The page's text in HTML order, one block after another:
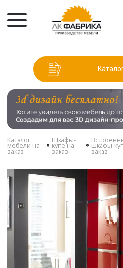
Каталог
мебели на
заказ
Шкафы-
купе на
заказ
шкафы-
заказ